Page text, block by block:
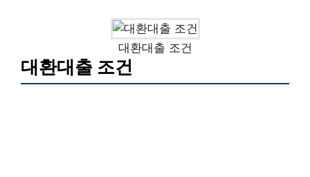
대환대출 조건
대환대출 조건